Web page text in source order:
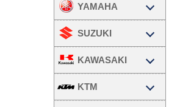
YAMAHA
SUZUKI
KAWASAKI
KTM